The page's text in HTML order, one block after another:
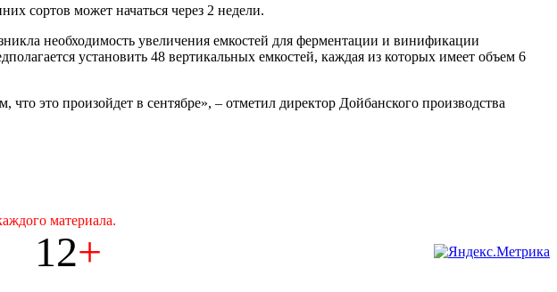
сортов может начаться через 2 недели.
необходимость увеличения емкостей для ферментации и винификации
установить 48 вертикальных емкостей, каждая из которых имеет объем 6
это произойдет в сентябре», – отметил директор Дойбанского производства
материала.
12+